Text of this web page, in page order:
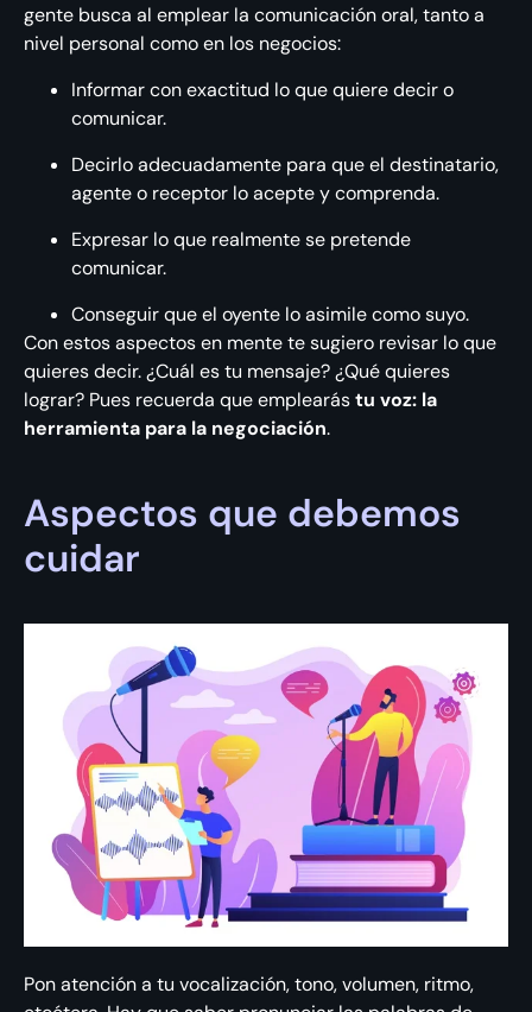
gente busca al emplear la comunicación oral, tanto a
nivel personal como en los negocios:
Informar con exactitud lo que quiere decir o
comunicar.
Decirlo adecuadamente para que el destinatario,
agente o receptor lo acepte y comprenda.
Expresar lo que realmente se pretende
comunicar.
Conseguir que el oyente lo asimile como suyo.
Con estos aspectos en mente te sugiero revisar lo que
quieres decir. ¿Cuál es tu mensaje? ¿Qué quieres
lograr? Pues recuerda que emplearástu voz: la
herramienta para la negociación.
Aspectos que debemos
cuidar
Pon atención a tu vocalización, tono, volumen, ritmo,